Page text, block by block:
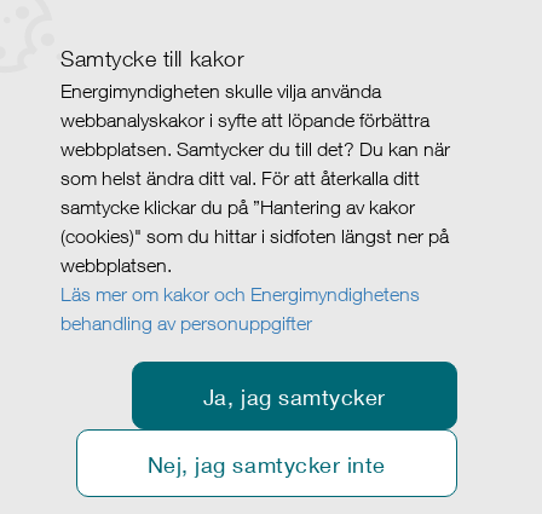
Samtycke till kakor
Energimyndigheten skulle vilja använda
webbanalyskakor i syfte att löpande förbättra
webbplatsen. Samtycker du till det? Du kan när
som helst ändra ditt val. För att återkalla ditt
samtycke klickar du på ”Hantering av kakor
(cookies)" som du hittar i sidfoten längst ner på
webbplatsen.
Läs mer om kakor och Energimyndighetens
behandling av personuppgifter
Ja, jag samtycker
Nej, jag samtycker inte